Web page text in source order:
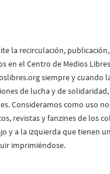
la recirculación,
en el Centro de Medios Libres
siempre y cuando
de lucha y de
Consideramos como uso
revistas y fanzines de los
y a la izquierda que tienen
imprimiéndose.